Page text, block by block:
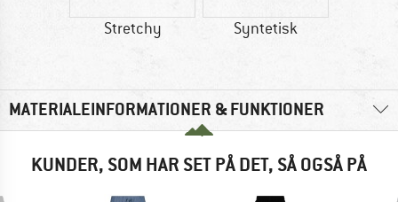
Stretchy Syntetisk
MATERIALEINFORMATIONER & FUNKTIONER
KUNDER, SOM HAR SET PÅ DET, SÅ OGSÅ PÅ